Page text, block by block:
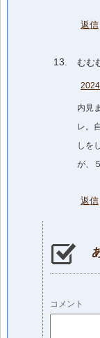
返信
むむ
内見
レ。
しを
が、
返信
コメント